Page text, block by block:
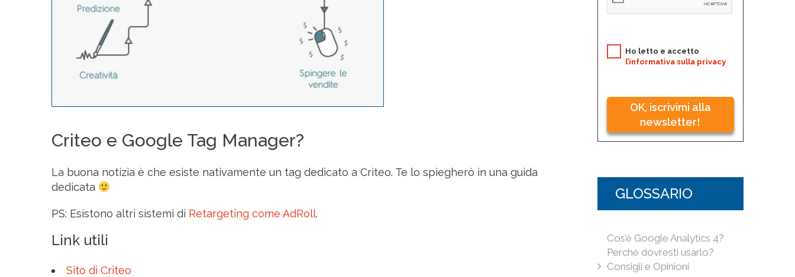
Criteo e Google Tag Manager?
La buona notizia è che esiste nativamente un tag dedicato a Criteo. Te lo spiegherò in una guida
dedicata
PS: Esistono altri sistemi di Retargeting come AdRoll.
Link utili
Sito di Criteo
Ho letto e accetto
l’informativa sulla privacy
OK, iscrivimi alla
newsletter!
GLOSSARIO
Cos’è Google Analytics 4?
Perché dovresti usarlo?
Consigli e Opinioni